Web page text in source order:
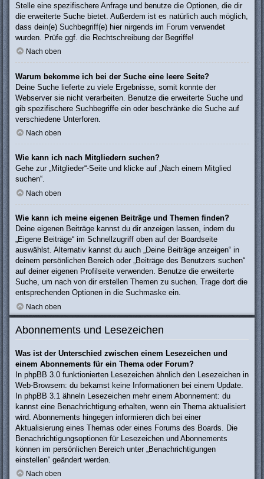
Stelle eine spezifischere Anfrage und benutze die Optionen, die dir
die erweiterte Suche bietet. Außerdem ist es natürlich auch möglich,
dass dein(e) Suchbegriff(e) hier nirgends im Forum verwendet
wurden. Prüfe ggf. die Rechtschreibung der Begriffe!
Nach oben
Warum bekomme ich bei der Suche eine leere Seite?
Deine Suche lieferte zu viele Ergebnisse, somit konnte der
Webserver sie nicht verarbeiten. Benutze die erweiterte Suche und
gib spezifischere Suchbegriffe ein oder beschränke die Suche auf
verschiedene Unterforen.
Nach oben
Wie kann ich nach Mitgliedern suchen?
Gehe zur „Mitglieder“-Seite und klicke auf „Nach einem Mitglied
suchen“.
Nach oben
Wie kann ich meine eigenen Beiträge und Themen finden?
Deine eigenen Beiträge kannst du dir anzeigen lassen, indem du
„Eigene Beiträge“ im Schnellzugriff oben auf der Boardseite
auswählst. Alternativ kannst du auch „Deine Beiträge anzeigen“ in
deinem persönlichen Bereich oder „Beiträge des Benutzers suchen“
auf deiner eigenen Profilseite verwenden. Benutze die erweiterte
Suche, um nach von dir erstellen Themen zu suchen. Trage dort die
entsprechenden Optionen in die Suchmaske ein.
Nach oben
Abonnements und Lesezeichen
Was ist der Unterschied zwischen einem Lesezeichen und
einem Abonnements für ein Thema oder Forum?
In phpBB 3.0 funktionierten Lesezeichen ähnlich den Lesezeichen in
Web-Browsern: du bekamst keine Informationen bei einem Update.
In phpBB 3.1 ähneln Lesezeichen mehr einem Abonnement: du
kannst eine Benachrichtigung erhalten, wenn ein Thema aktualisiert
wird. Abonnements hingegen informieren dich bei einer
Aktualisierung eines Themas oder eines Forums des Boards. Die
Benachrichtigungsoptionen für Lesezeichen und Abonnements
können im persönlichen Bereich unter „Benachrichtigungen
einstellen“ geändert werden.
Nach oben